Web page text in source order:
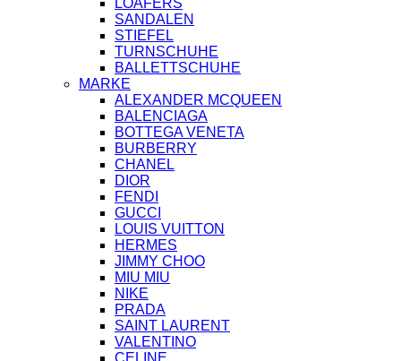
LOAFERS
SANDALEN
STIEFEL
TURNSCHUHE
BALLETTSCHUHE
MARKE
ALEXANDER MCQUEEN
BALENCIAGA
BOTTEGA VENETA
BURBERRY
CHANEL
DIOR
FENDI
GUCCI
LOUIS VUITTON
HERMES
JIMMY CHOO
MIU MIU
NIKE
PRADA
SAINT LAURENT
VALENTINO
CELINE